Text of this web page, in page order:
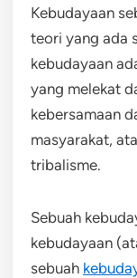
Kebudayaan
teori yang ada
kebudayaan
yang melekat
kebersamaan
masyarakat,
tribalisme.
Sebuah
kebudayaan
sebuah